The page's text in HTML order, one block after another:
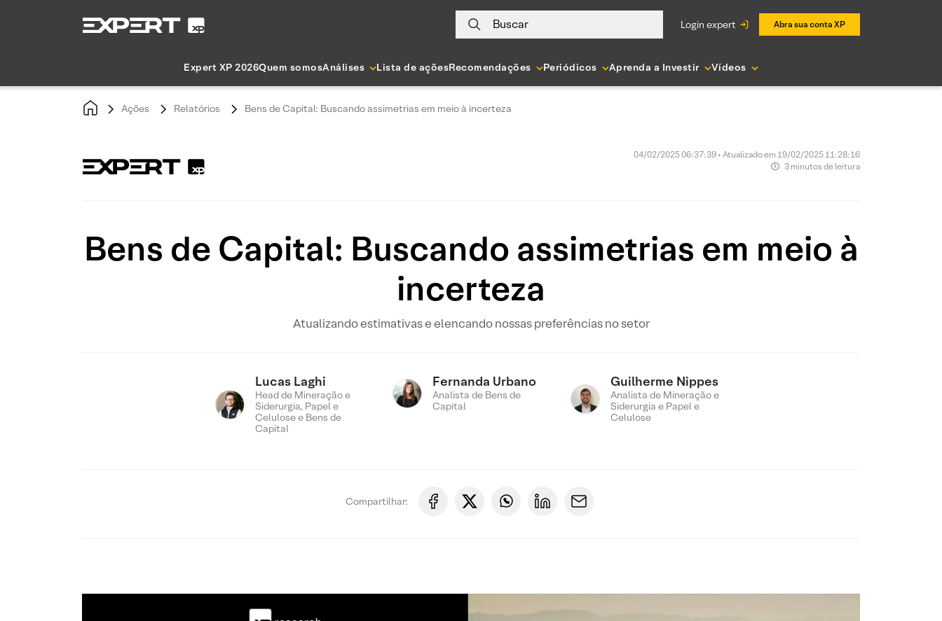
Buscar login expert Abra sua conta XP
Expert XP 2026Quem somosAnálises Lista de açõesRecomendações Periódicos Aprenda a Investir Vídeos
Ações Relatórios Bens de Capital: Buscando assimetrias em meio à incerteza
04/02/2025 06:37:39 • Atualizado em 19/02/2025 11:28:16
3 minutos de leitura
Bens de Capital: Buscando assimetrias em meio à
incerteza
Atualizando estimativas e elencando nossas preferências no setor
Lucas Laghi
Head de Mineração e
Siderurgia, Papel e
Celulose e Bens de
Capital
Fernanda Urbano
Analista de Bens de
Capital
Guilherme Nippes
Analista de Mineração e
Siderurgia e Papel e
Celulose
Compartilhar: